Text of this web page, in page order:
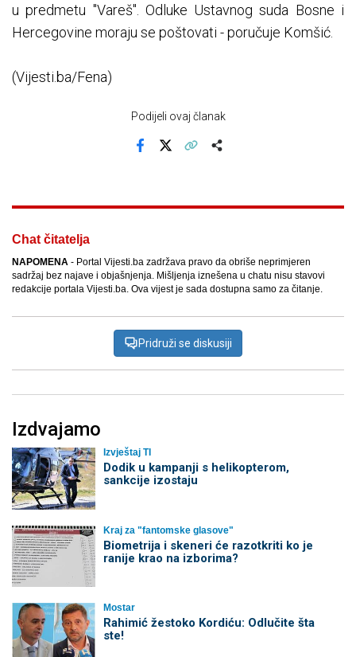
u predmetu "Vareš". Odluke Ustavnog suda Bosne i
Hercegovine moraju se poštovati - poručuje Komšić.
(Vijesti.ba/Fena)
Podijeli ovaj članak
Chat čitatelja
NAPOMENA - Portal Vijesti.ba zadržava pravo da obriše neprimjeren
sadržaj bez najave i objašnjenja. Mišljenja iznešena u chatu nisu stavovi
redakcije portala Vijesti.ba. Ova vijest je sada dostupna samo za čitanje.
Pridruži se diskusiji
Izdvajamo
Izvještaj TI
Dodik u kampanji s helikopterom,
sankcije izostaju
Kraj za "fantomske glasove"
Biometrija i skeneri će razotkriti ko je
ranije krao na izborima?
Mostar
Rahimić žestoko Kordiću: Odlučite šta
ste!